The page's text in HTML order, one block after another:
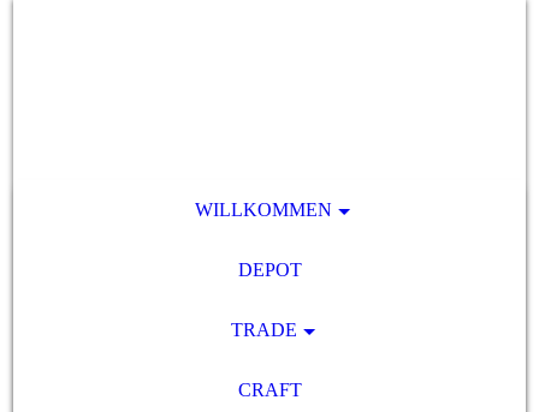
WILLKOMMEN
DEPOT
TRADE
CRAFT